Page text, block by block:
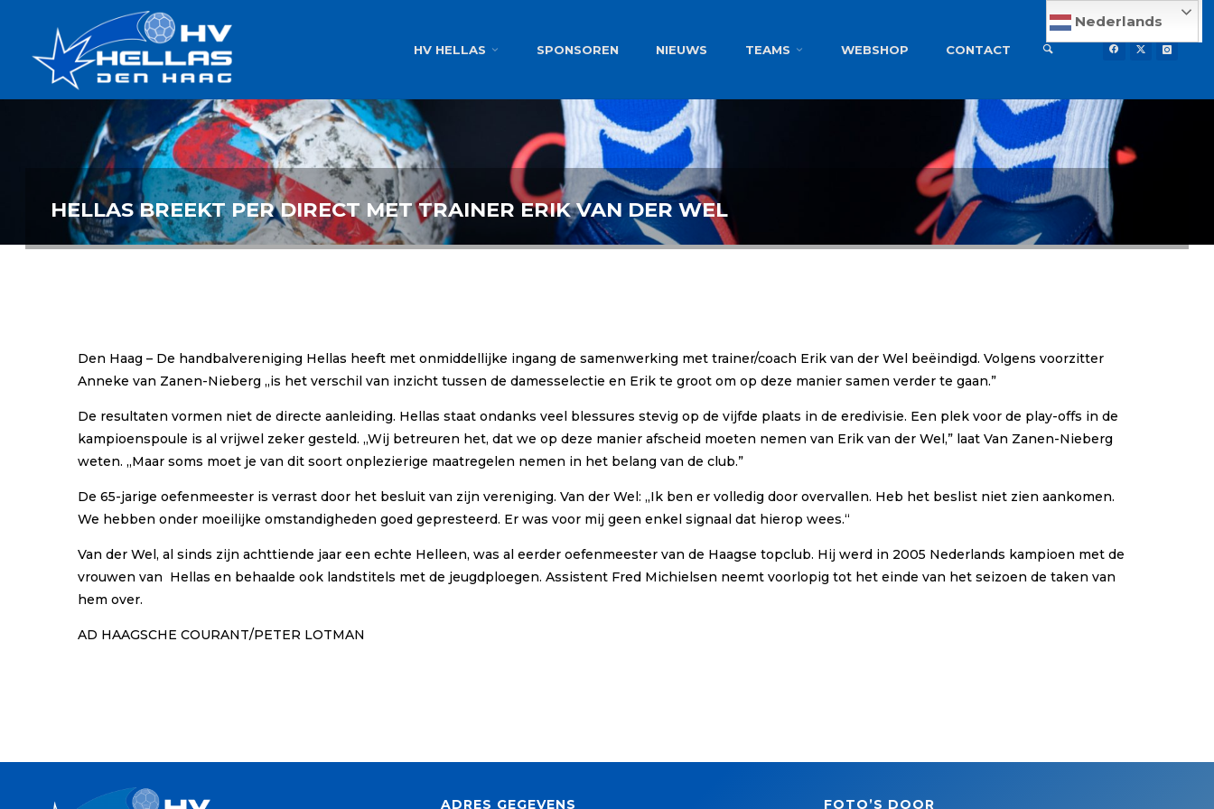
AMBITIE
HV HELLAS SPONSOREN NIEUWS TEAMS WEBSHOP CONTACT
Nederlands
HELLAS BREEKT PER DIRECT MET TRAINER ERIK VAN DER WEL
Den Haag – De handbalvereniging Hellas heeft met onmiddellijke ingang de samenwerking met trainer/coach Erik van der Wel beëindigd. Volgens voorzitter
Anneke van Zanen-Nieberg ,,is het verschil van inzicht tussen de damesselectie en Erik te groot om op deze manier samen verder te gaan.”
De resultaten vormen niet de directe aanleiding. Hellas staat ondanks veel blessures stevig op de vijfde plaats in de eredivisie. Een plek voor de play-offs in de
kampioenspoule is al vrijwel zeker gesteld. ,,Wij betreuren het, dat we op deze manier afscheid moeten nemen van Erik van der Wel,” laat Van Zanen-Nieberg
weten. ,,Maar soms moet je van dit soort onplezierige maatregelen nemen in het belang van de club.”
De 65-jarige oefenmeester is verrast door het besluit van zijn vereniging. Van der Wel: ,,Ik ben er volledig door overvallen. Heb het beslist niet zien aankomen.
We hebben onder moeilijke omstandigheden goed gepresteerd. Er was voor mij geen enkel signaal dat hierop wees.“
Van der Wel, al sinds zijn achttiende jaar een echte Helleen, was al eerder oefenmeester van de Haagse topclub. Hij werd in 2005 Nederlands kampioen met de
vrouwen van Hellas en behaalde ook landstitels met de jeugdploegen. Assistent Fred Michielsen neemt voorlopig tot het einde van het seizoen de taken van
hem over.
AD HAAGSCHE COURANT/PETER LOTMAN
ADRES GEGEVENS FOTO’S DOOR